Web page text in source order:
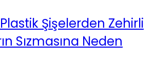
Plastik Şişelerden Zehirli
Sızmasına Neden